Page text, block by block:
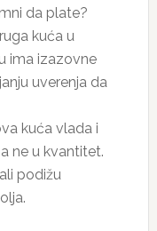
da plate?
kuća u
ima izazovne
uverenja da
kuća vlada i
ne u kvantitet.
podižu